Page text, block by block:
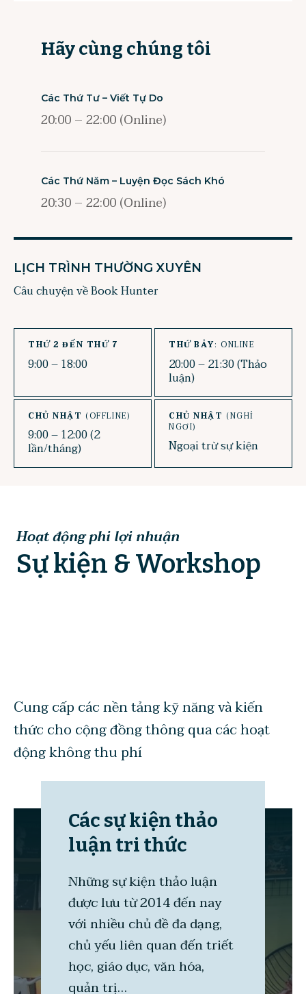
Hãy cùng chúng tôi
Các Thứ Tư – Viết Tự Do
20:00 – 22:00 (Online)
Các Thứ Năm – Luyện Đọc Sách Khó
20:30 – 22:00 (Online)
LỊCH TRÌNH THƯỜNG XUYÊN
Câu chuyện về Book Hunter
THỨ 2 ĐẾN THỨ 7
9:00 – 18:00
THỨ BẢY: ONLINE
20:00 – 21:30 (Thảo
luận)
CHỦ NHẬT (OFFLINE)
9:00 – 12:00 (2
lần/tháng)
CHỦ NHẬT (NGHỈ
NGƠI)
Ngoại trừ sự kiện
Hoạt động phi lợi nhuận
Sự kiện & Workshop
Cung cấp các nền tảng kỹ năng và kiến
thức cho cộng đồng thông qua các hoạt
động không thu phí
Các sự kiện thảo
luận tri thức
Những sự kiện thảo luận
được lưu từ 2014 đến nay
với nhiều chủ đề đa dạng,
chủ yếu liên quan đến triết
học, giáo dục, văn hóa,
quản trị…